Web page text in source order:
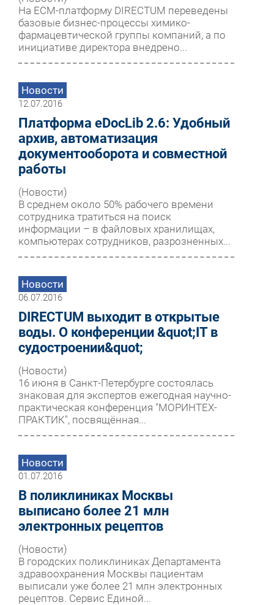
На ECM-платформу DIRECTUM переведены
базовые бизнес-процессы химико-
фармацевтической группы компаний, а по
инициативе директора внедрено...
Новости
12.07.2016
Платформа eDocLib 2.6: Удобный
архив, автоматизация
документооборота и совместной
работы
(Новости)
В среднем около 50% рабочего времени
сотрудника тратиться на поиск
информации – в файловых хранилищах,
компьютерах сотрудников, разрозненных...
Новости
06.07.2016
DIRECTUM выходит в открытые
воды. О конференции &quot;IT в
судостроении&quot;
(Новости)
16 июня в Санкт-Петербурге состоялась
знаковая для экспертов ежегодная научно-
практическая конференция "МОРИНТЕХ-
ПРАКТИК", посвящённая...
Новости
01.07.2016
В поликлиниках Москвы
выписано более 21 млн
электронных рецептов
(Новости)
В городских поликлиниках Департамента
здравоохранения Москвы пациентам
выписали уже более 21 млн электронных
рецептов. Сервис Единой...